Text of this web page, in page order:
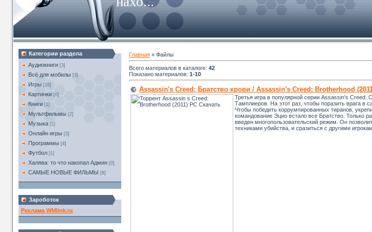
Категории раздела
Аудиокниги [3]
Всё для мобилы [3]
Игры [16]
Картинки [0]
Книги [1]
Мультфильмы [2]
Музыка [1]
Онлайн игры [3]
Программы [4]
Футбол [1]
Халява: то что накопал Админ [0]
САМЫЕ НОВЫЕ ФИЛЬМЫ [8]
Зароботок
Реклама WMlink.ru
Главная » Файлы
Всего материалов в каталоге: 42
Показано материалов: 1-10
Assassin's Creed: Братство крови / Assassin's Creed: Brotherhood
Третья игра в популярной серии Assassin's Creed .
Тамплиеров. На этот раз, чтобы поразить врага в
Чтобы победить коррумпированных тиранов,
командование Эцио встало все Братство. Только
введен многопользовательский режим. Он
техниками убийства, и сразиться с другими